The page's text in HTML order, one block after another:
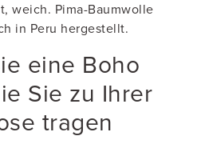
weich. Pima-Baumwolle
in Peru hergestellt.
eine Boho
Sie zu Ihrer
tragen